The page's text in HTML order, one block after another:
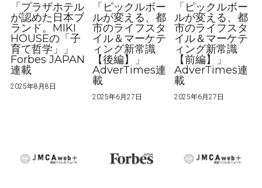
「プラザホテル
が認めた日本ブ
ランド。MIKI
HOUSEの「子
育て哲学」」
Forbes JAPAN
連載
2025年8月8日
「ピックルボー
ルが変える、都
市のライフスタ
イル＆マーケテ
ィング新常識
【後編】」
AdverTimes連
載
2025年6月27日
「ピックルボー
ルが変える、都
市のライフスタ
イル＆マーケテ
ィング新常識
【前編】」
AdverTimes連
載
2025年6月27日